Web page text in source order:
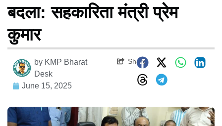
बदला: सहकारिता मंत्री प्रेम
कुमार
by KMP Bharat
Desk
June 15, 2025
Share